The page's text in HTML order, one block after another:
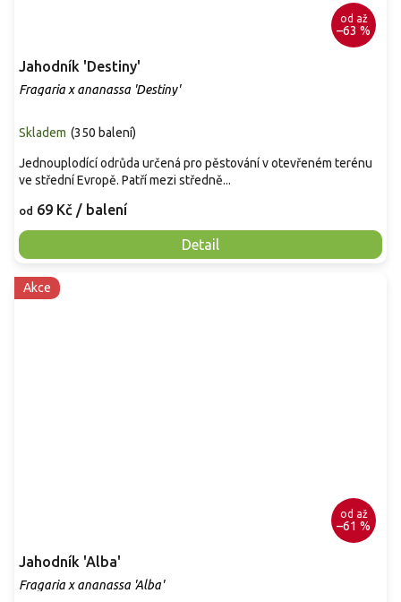
od až
–63 %
Jahodník 'Destiny'
Fragaria x ananassa 'Destiny'
Skladem (350 balení)
od 69 Kč / balení
Detail
Jednouplodící odrůda určená pro pěstování v otevřeném terénu
ve střední Evropě. Patří mezi středně...
Akce
od až
–61 %
Jahodník 'Alba'
Fragaria x ananassa 'Alba'